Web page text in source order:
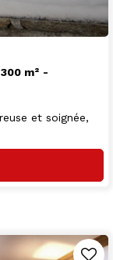
300 m²
et soignée,